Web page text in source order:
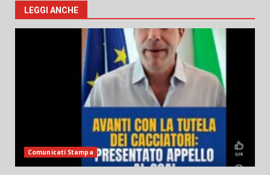
LEGGI ANCHE
Comunicati Stampa